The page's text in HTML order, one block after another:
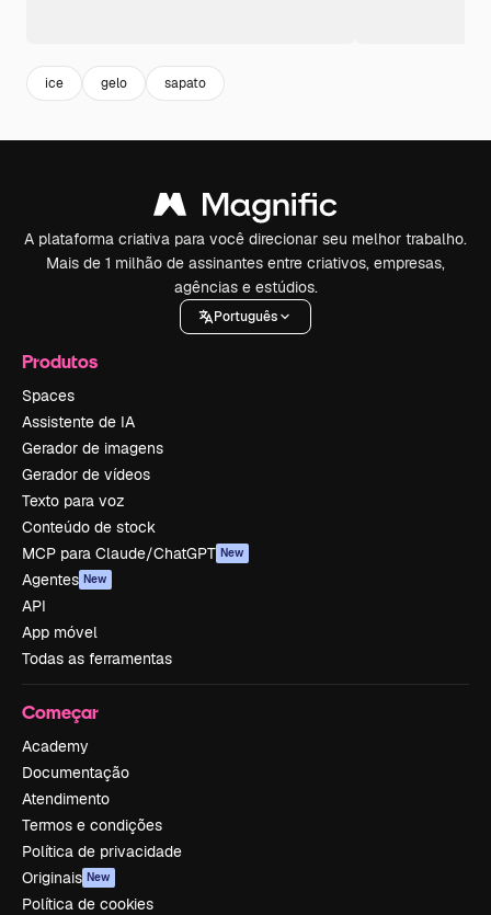
ice gelo sapato
A plataforma criativa para você direcionar seu melhor trabalho.
Mais de 1 milhão de assinantes entre criativos, empresas,
agências e estúdios.
Português
Produtos
Spaces
Assistente de IA
Gerador de imagens
Gerador de vídeos
Texto para voz
Conteúdo de stock
MCP para Claude/ChatGPT New
Agentes New
API
App móvel
Todas as ferramentas
Começar
Academy
Documentação
Atendimento
Termos e condições
Política de privacidade
Originais New
Política de cookies